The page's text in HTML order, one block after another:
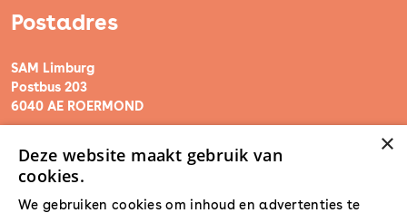
Postadres
SAM Limburg
Postbus 203
6040 AE ROERMOND
steunpunt@sam-limburg.nl
0475-399281
×
Deze website maakt gebruik van
cookies.
We gebruiken cookies om inhoud en advertenties te